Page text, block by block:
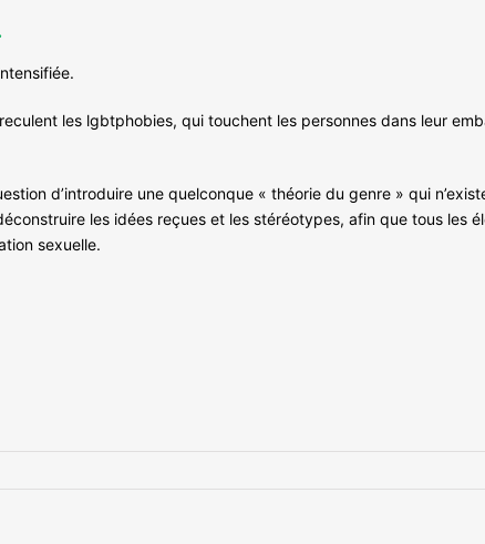
les lgbtphobies, qui touchent les personnes dans leur
d’introduire une quelconque « théorie du genre » qui
les idées reçues et les stéréotypes, afin que tous les
sexuelle.